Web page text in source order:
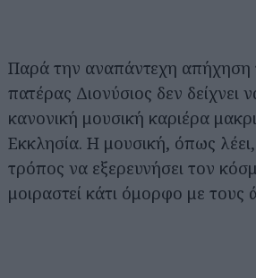
Παρά την αναπάντεχη απήχηση
πατέρας Διονύσιος δεν δείχνει
κανονική μουσική καριέρα
Εκκλησία. Η μουσική, όπως
τρόπος να εξερευνήσει τον
μοιραστεί κάτι όμορφο με τους